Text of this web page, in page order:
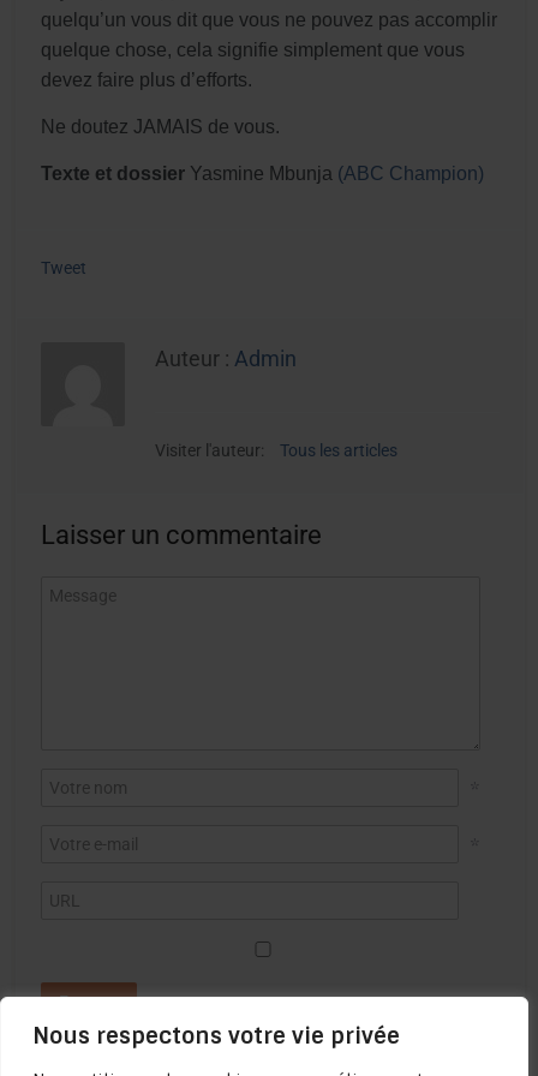
Nous respectons votre vie privée
quelqu’un vous dit que vous ne pouvez pas accomplir
quelque chose, cela signifie simplement que vous
devez faire plus d’efforts.
Ne doutez JAMAIS de vous.
Texte et dossier Yasmine Mbunja (ABC Champion)
Tweet
Auteur : Admin
Visiter l'auteur: Tous les articles
Laisser un commentaire